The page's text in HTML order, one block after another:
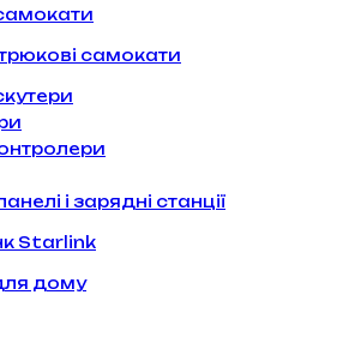
самокати
і зарядні станції
Starlink
дому